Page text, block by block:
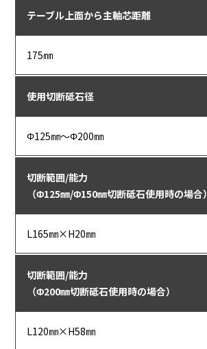
テーブル上面から主軸芯距離
175㎜
使用切断砥石径
Φ125㎜～Φ200㎜
切断範囲/能力
（Φ125㎜/Φ150㎜切断砥石使用時の場合）
L165㎜×H20㎜
切断範囲/能力
（Φ200㎜切断砥石使用時の場合）
L120㎜×H58㎜